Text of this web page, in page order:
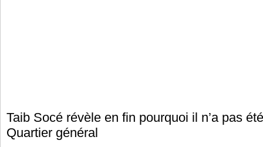
Taib Socé révèle en fin pourquoi il n’a pas
Quartier général